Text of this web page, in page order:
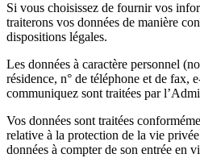
Si vous choisissez de fournir vos
traiterons vos données de manière
dispositions légales.
Les données à caractère personnel
résidence, n° de téléphone et de
communiquez sont traitées par
Vos données sont traitées
relative à la protection de la vie
données à compter de son entrée en